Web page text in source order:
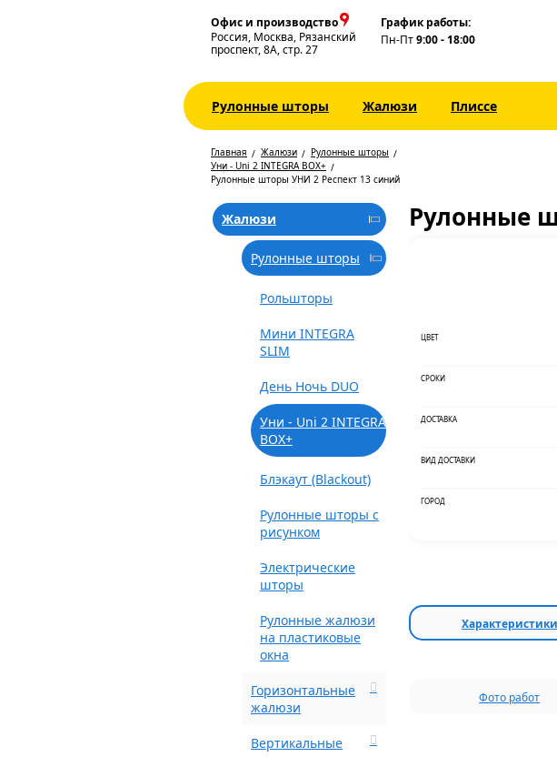
Офис и производство
Россия, Москва, Рязанский
проспект, 8А, стр. 27
График работы:
Пн-Пт9:00 - 18:00
Рулонные шторы Жалюзи Плиссе
Главная Жалюзи
Рулонные шторы
Уни - Uni 2 INTEGRA BOX+
Рулонные шторы УНИ 2 Респект 13 синий
Жалюзи
Рулонные шторы
Рольшторы
Мини INTEGRA
SLIM
День Ночь DUO
Уни - Uni 2 INTEGRA
BOX+
Блэкаут (Blackout)
Рулонные шторы с
рисунком
Электрические
шторы
Рулонные жалюзи
на пластиковые
окна
Горизонтальные
жалюзи
Вертикальные
Рулонные
ЦВЕТ
СРОКИ
ДОСТАВКА
ВИД ДОСТАВКИ
ГОРОД
Характеристики
Фото работ